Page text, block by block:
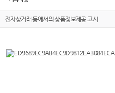
전자상거래 등에서의 상품정보제공 고시